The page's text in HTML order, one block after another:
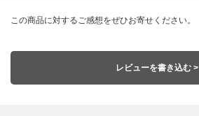
この商品に対するご感想をぜひお寄せください。
レビューを書き込む >